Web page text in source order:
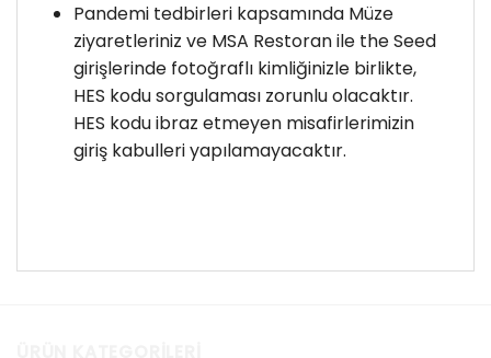
Pandemi tedbirleri kapsamında Müze
ziyaretleriniz ve MSA Restoran ile the Seed
girişlerinde fotoğraflı kimliğinizle birlikte,
HES kodu sorgulaması zorunlu olacaktır.
HES kodu ibraz etmeyen misafirlerimizin
giriş kabulleri yapılamayacaktır.